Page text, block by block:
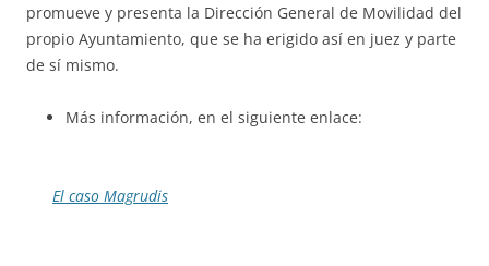
promueve y presenta la Dirección General de Movilidad del
propio Ayuntamiento, que se ha erigido así en juez y parte
de sí mismo.
Más información, en el siguiente enlace:
El caso Magrudis